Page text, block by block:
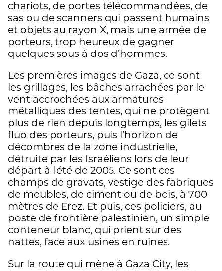
chariots, de portes télécommandées, de
sas ou de scanners qui passent humains
et objets au rayon X, mais une armée de
porteurs, trop heureux de gagner
quelques sous à dos d’hommes.
Les premières images de Gaza, ce sont
les grillages, les bâches arrachées par le
vent accrochées aux armatures
métalliques des tentes, qui ne protègent
plus de rien depuis longtemps, les gilets
fluo des porteurs, puis l’horizon de
décombres de la zone industrielle,
détruite par les Israéliens lors de leur
départ à l’été de 2005. Ce sont ces
champs de gravats, vestige des fabriques
de meubles, de ciment ou de bois, à 700
mètres de Erez. Et puis, ces policiers, au
poste de frontière palestinien, un simple
conteneur blanc, qui prient sur des
nattes, face aux usines en ruines.
Sur la route qui mène à Gaza City, les